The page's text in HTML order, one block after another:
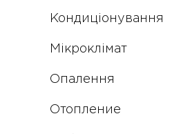
Кондиціонування
Мікроклімат
Опалення
Отопление